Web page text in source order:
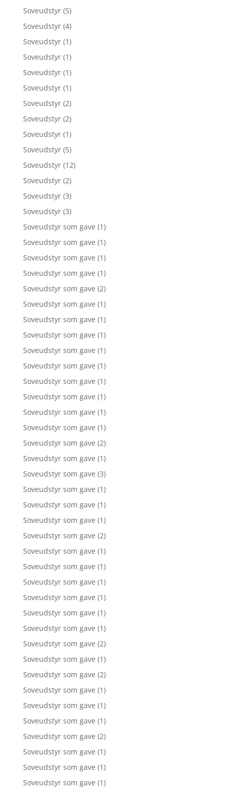
Soveudstyr (5)
Soveudstyr (4)
Soveudstyr (1)
Soveudstyr (1)
Soveudstyr (1)
Soveudstyr (1)
Soveudstyr (2)
Soveudstyr (2)
Soveudstyr (1)
Soveudstyr (5)
Soveudstyr (12)
Soveudstyr (2)
Soveudstyr (3)
Soveudstyr (3)
Soveudstyr som gave (1)
Soveudstyr som gave (1)
Soveudstyr som gave (1)
Soveudstyr som gave (1)
Soveudstyr som gave (2)
Soveudstyr som gave (1)
Soveudstyr som gave (1)
Soveudstyr som gave (1)
Soveudstyr som gave (1)
Soveudstyr som gave (1)
Soveudstyr som gave (1)
Soveudstyr som gave (1)
Soveudstyr som gave (1)
Soveudstyr som gave (1)
Soveudstyr som gave (2)
Soveudstyr som gave (1)
Soveudstyr som gave (3)
Soveudstyr som gave (1)
Soveudstyr som gave (1)
Soveudstyr som gave (1)
Soveudstyr som gave (2)
Soveudstyr som gave (1)
Soveudstyr som gave (1)
Soveudstyr som gave (1)
Soveudstyr som gave (1)
Soveudstyr som gave (1)
Soveudstyr som gave (1)
Soveudstyr som gave (2)
Soveudstyr som gave (1)
Soveudstyr som gave (2)
Soveudstyr som gave (1)
Soveudstyr som gave (1)
Soveudstyr som gave (1)
Soveudstyr som gave (2)
Soveudstyr som gave (1)
Soveudstyr som gave (1)
Soveudstyr som gave (1)